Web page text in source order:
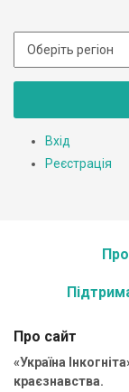
Вхід
Реєстрація
Про сайт
«Україна
краєзнавства.